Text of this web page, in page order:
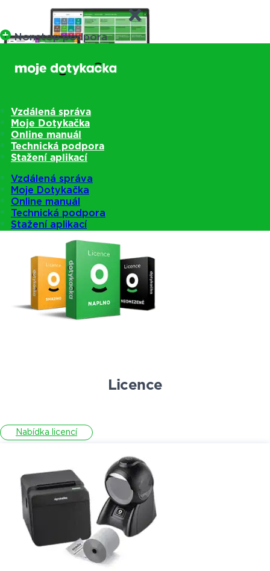
Nonstop podpora
Vzdálená správa
Moje Dotykačka
Online manuál
Technická podpora
Stažení aplikací
Vzdálená správa
Moje Dotykačka
Online manuál
Technická podpora
Stažení aplikací
Nabídka pokladen
Licence
Nabídka licencí